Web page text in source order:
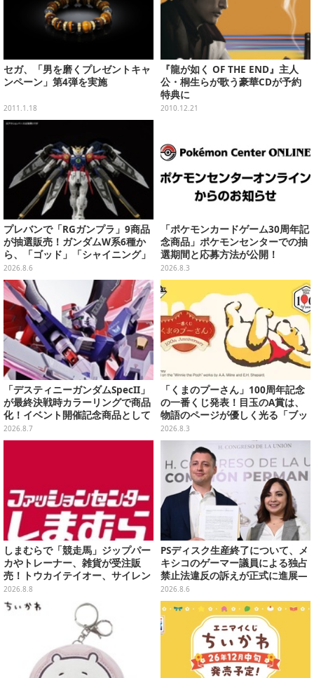
セガ、「男を磨くプレゼントキャ
ンペーン」第4弾を実施
2011.1.18
『龍が如く OF THE END』主人
公・桐生らが歌う豪華CDが予約
特典に
2010.12.21
プレバンで「RGガンプラ」9商品
が抽選販売！ガンダムW系6種か
ら、「ゴッド」「シャイニング」
まで
2026.8.6
「ポケモンカードゲーム30周年記
念商品」ポケモンセンターでの抽
選期間と応募方法が公開！
2026.8.3
「デスティニーガンダムSpecII」
が最終決戦時カラーリングで商品
化！イベント開催記念商品として
METAL ROBOT魂に新登場
2026.8.7
「くまのプーさん」100周年記念
の一番くじ発表！目玉のA賞は、
物語のページが優しく光る「ブッ
クシェイプドライト」
2026.8.3
しまむらで「競走馬」ジップパー
カやトレーナー、雑貨が受注販
売！トウカイテイオー、サイレン
ススズカなど名馬をデザイン
2026.8.8
PSディスク生産終了について、メ
キシコのゲーマー議員による独占
禁止法違反の訴えが正式に進展―
「テクノロジーは自由を拡大する
ために役立つべき」
2026.8.6